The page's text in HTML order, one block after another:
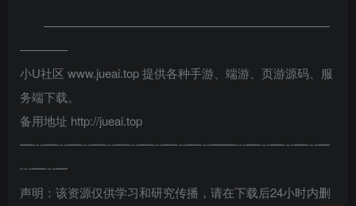
————————————————————————
————
小U社区 www.jueai.top 提供各种手游、端游、页游源码、服
务端下载。
备用地址 http://jueai.top
━┅━┅━┅━┅━┅━┅━┅━┅━━┅━┅━┅━┅━
┅━┅━
声明：该资源仅供学习和研究传播，请在下载后24小时内删